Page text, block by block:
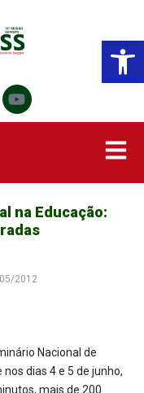
na Educação:
2012
Nacional de
dias 4 e 5 de junho,
mais de 200